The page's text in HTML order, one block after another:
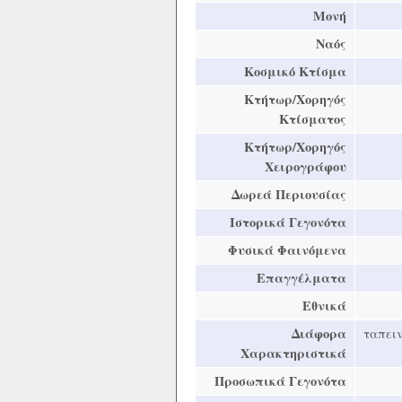
Μονή
Ναός
Κοσμικό Κτίσμα
Κτήτωρ/Χορηγός
Κτίσματος
Κτήτωρ/Χορηγός
Χειρογράφου
Δωρεά Περιουσίας
Ιστορικά Γεγονότα
Φυσικά Φαινόμενα
Επαγγέλματα
Εθνικά
Διάφορα
Χαρακτηριστικά
Προσωπικά Γεγονότα